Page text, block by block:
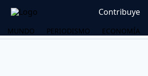
Contribuye
MUNDO PERIODISMO
ECONOMÍA